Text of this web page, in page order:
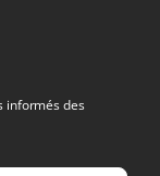
informés des